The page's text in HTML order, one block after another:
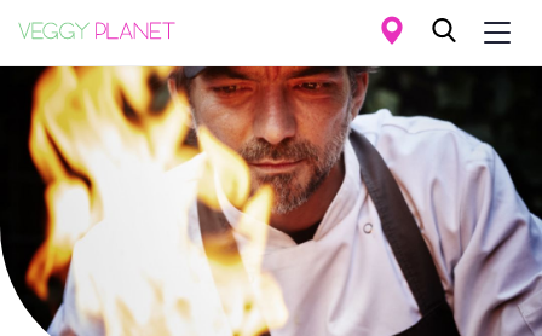
Aller
contenu
principal